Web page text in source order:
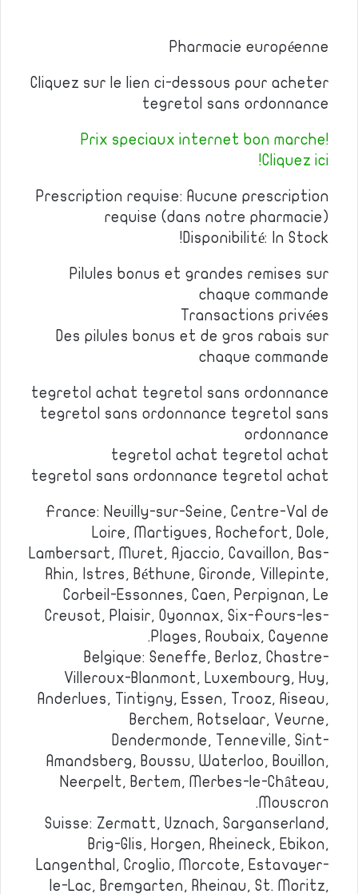
Pharmacie européenne
Cliquez sur le lien ci-dessous pour acheter
tegretol sans ordonnance
Prix speciaux internet bon marche!
Cliquez ici!
Prescription requise: Aucune prescription
requise (dans notre pharmacie)
Disponibilité: In Stock!
Pilules bonus et grandes remises sur
chaque commande
Transactions privées
Des pilules bonus et de gros rabais sur
chaque commande
tegretol achat tegretol sans ordonnance
tegretol sans ordonnance tegretol sans
ordonnance
tegretol achat tegretol achat
tegretol sans ordonnance tegretol achat
France: Neuilly-sur-Seine, Centre-Val de
Loire, Martigues, Rochefort, Dole,
Lambersart, Muret, Ajaccio, Cavaillon, Bas-
Rhin, Istres, Béthune, Gironde, Villepinte,
Corbeil-Essonnes, Caen, Perpignan, Le
Creusot, Plaisir, Oyonnax, Six-Fours-les-
Plages, Roubaix, Cayenne.
Belgique: Seneffe, Berloz, Chastre-
Villeroux-Blanmont, Luxembourg, Huy,
Anderlues, Tintigny, Essen, Trooz, Aiseau,
Berchem, Rotselaar, Veurne,
Dendermonde, Tenneville, Sint-
Amandsberg, Boussu, Waterloo, Bouillon,
Neerpelt, Bertem, Merbes-le-Château,
Mouscron.
Suisse: Zermatt, Uznach, Sarganserland,
Brig-Glis, Horgen, Rheineck, Ebikon,
Langenthal, Croglio, Morcote, Estavayer-
le-Lac, Bremgarten, Rheinau, St. Moritz,